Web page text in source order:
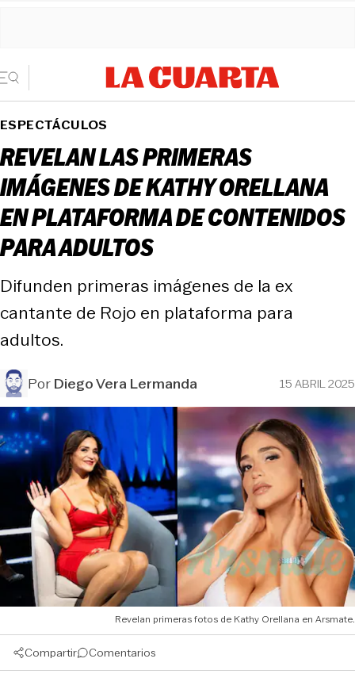
ESPECTÁCULOS
REVELAN LAS PRIMERAS
IMÁGENES DE KATHY ORELLANA
EN PLATAFORMA DE CONTENIDOS
PARA ADULTOS
Difunden primeras imágenes de la ex
cantante de Rojo en plataforma para
adultos.
PorDiego Vera Lermanda 15 ABRIL 2025
Revelan primeras fotos de Kathy Orellana en Arsmate.
Compartir Comentarios